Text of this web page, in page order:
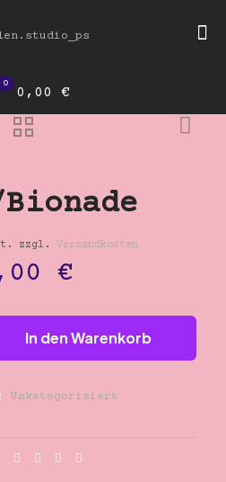
0
0,00 €
zzgl. Versandkosten
€
In den Warenkorb
Unkategorisiert